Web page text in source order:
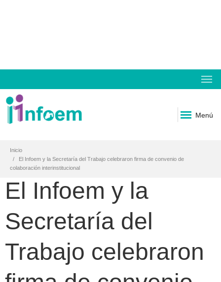
Menú
Inicio
El Infoem y la Secretaría del Trabajo celebraron firma de convenio de
colaboración interinstitucional
El Infoem y la
Secretaría del
Trabajo celebraron